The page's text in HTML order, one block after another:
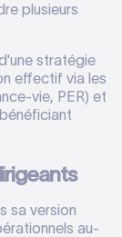
plusieurs
stratégie
effectif via les
vie, PER) et
sa version
au-